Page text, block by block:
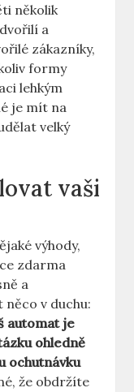
několik
a
zákazníky,
formy
lehkým
je mít na
velký
vaši
výhody,
zdarma
a
v duchu:
automat je
ohledně
ochutnávku
že obdržíte